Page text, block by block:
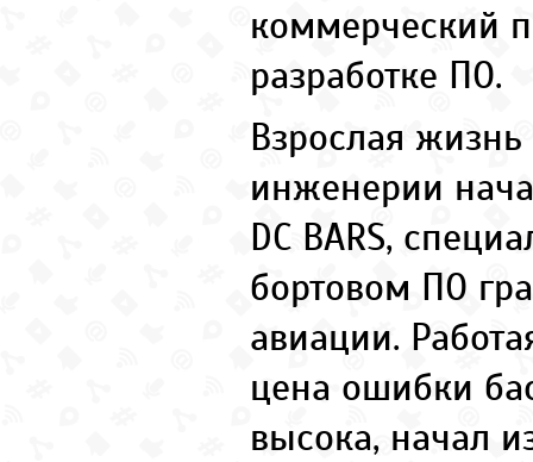
коммерческий
разработке ПО.
Взрослая
инженерии
DC BARS,
бортовом ПО
авиации.
цена ошибки
высока, начал